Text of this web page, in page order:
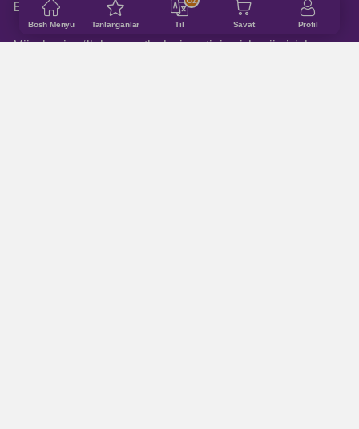
Bosh Menyu Tanlanganlar Til Savat Profil
Email:shop@ucell.uz
Mijozlarni qo‘llab-quvvatlash xizmatining ish rejimi: ish